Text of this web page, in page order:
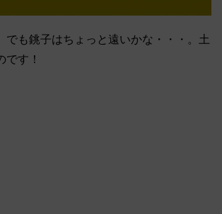
も銚子はちょっと遠いかな・・・。土
です！